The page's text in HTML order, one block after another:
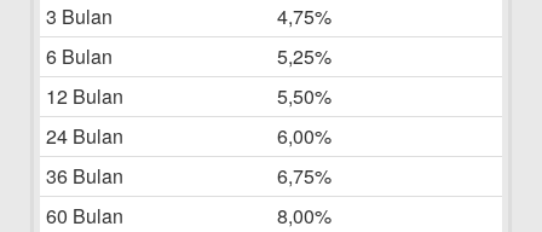
Laporan Keuangan Berkelanjutan
06-05-2025
Daftar Pemenang Undian TAMASHA
Bulan April 2025
15-04-2025
Pengumuman Nama Baru Perusahaan
3 Bulan
4,75%
6 Bulan
5,25%
12 Bulan
5,50%
24 Bulan
6,00%
36 Bulan
6,75%
60 Bulan
8,00%